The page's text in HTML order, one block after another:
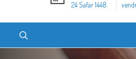
24 Safar 1448